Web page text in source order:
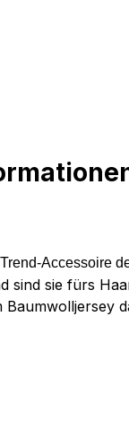
Accessoire
sind sie fürs
Baumwolljersey